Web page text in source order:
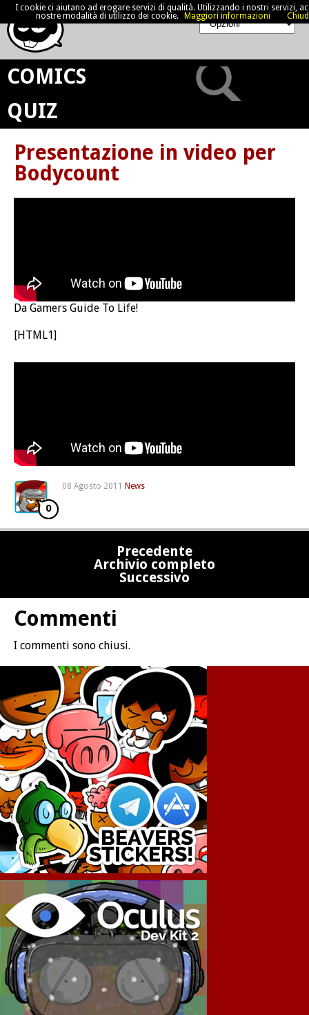
COMICS
QUIZ
Presentazione in video per
Bodycount
Da Gamers Guide To Life!
[HTML1]
08 Agosto 2011 News
0
Precedente
Archivio completo
Successivo
Commenti
I commenti sono chiusi.
I cookie ci aiutano ad erogare servizi di qualità. Utilizzando i nostri servizi,
nostre modalità di utilizzo dei cookie.
Maggiori informazioni